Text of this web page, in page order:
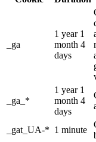
_ga
1 year 1
month 4
days
_ga_*
1 year 1
month 4
days
_gat_UA-* 1 minute